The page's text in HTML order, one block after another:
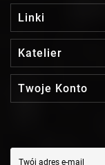
Linki
Katelier
Twoje Konto